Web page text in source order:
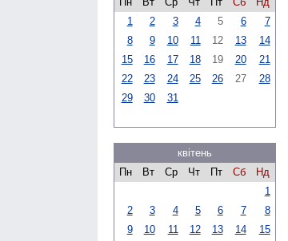
1
2 3 4 5 6
7
8
9 10 11 12 13
14
15
16 17 18 19 20
21
22
23 24 25 26 27
28
29
30 31
квітень
Пн
Вт Ср Чт Пт Сб
Нд
1
2
3 4 5 6 7
8
9
10 11 12 13 14
15